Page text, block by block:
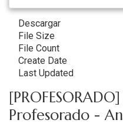
Descargar
File Size
File Count
Create Date
Last Updated
Profesorado -